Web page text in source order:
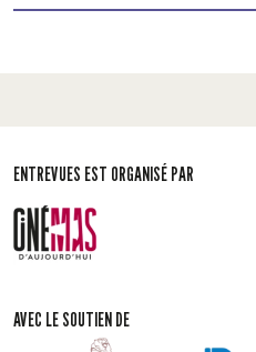
ENTREVUES EST ORGANISÉ PAR
AVEC LE SOUTIEN DE